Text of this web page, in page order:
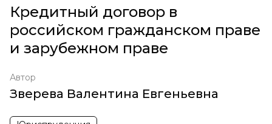
Кредитный договор в
российском гражданском праве
и зарубежном праве
Автор
Зверева Валентина Евгеньевна